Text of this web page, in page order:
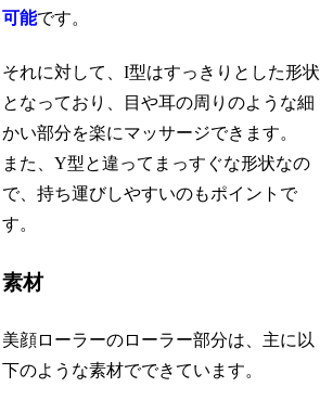
可能です。
それに対して、I型はすっきりとした形状
となっており、目や耳の周りのような細
かい部分を楽にマッサージできます。
また、Y型と違ってまっすぐな形状なの
で、持ち運びしやすいのもポイントで
す。
素材
美顔ローラーのローラー部分は、主に以
下のような素材でできています。